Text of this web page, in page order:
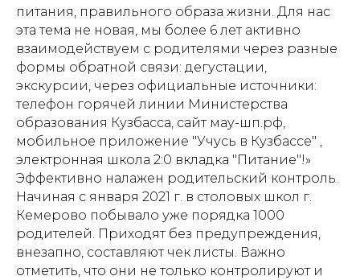
питания, правильного образа жизни. Для нас
эта тема не новая, мы более 6 лет активно
взаимодействуем с родителями через разные
формы обратной связи: дегустации,
экскурсии, через официальные источники:
телефон горячей линии Министерства
образования Кузбасса, сайт мау-шп.рф,
мобильное приложение "Учусь в Кузбассе" ,
электронная школа 2:0 вкладка "Питание"!»
Эффективно налажен родительский контроль.
Начиная с января 2021 г. в столовых школ г.
Кемерово побывало уже порядка 1000
родителей. Приходят без предупреждения,
внезапно, составляют чек листы. Важно
отметить, что они не только контролируют и